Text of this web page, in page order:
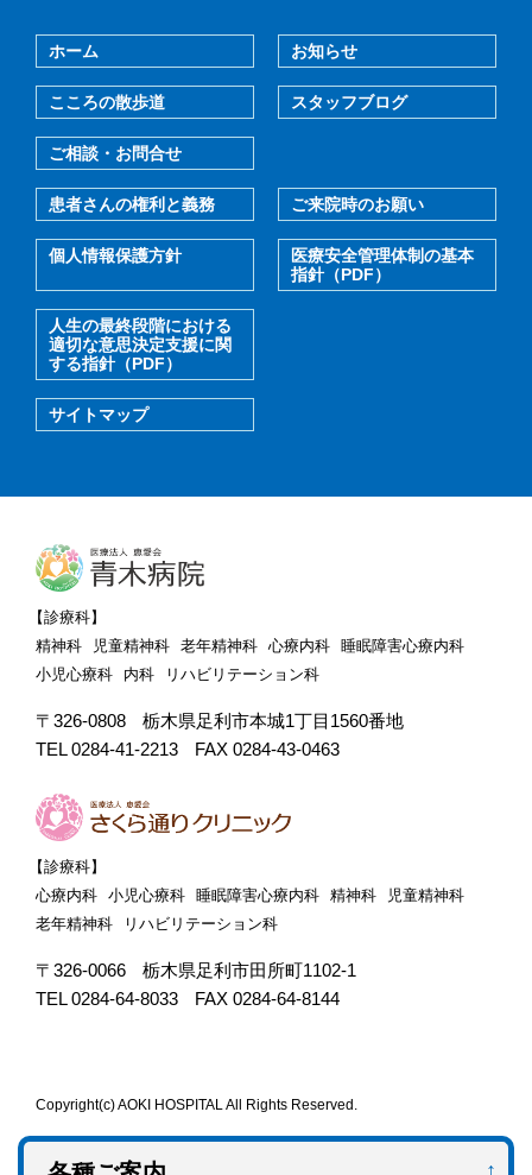
ホーム お知らせ
こころの散歩道 スタッフブログ
ご相談・お問合せ
患者さんの権利と義務 ご来院時のお願い
個人情報保護方針
医療安全管理体制の基本
指針（PDF）
人生の最終段階における
適切な意思決定支援に関
する指針（PDF）
サイトマップ
【診療科】
精神科
児童精神科 老年精神科 心療内科
睡眠障害心療内科
小児心療科
内科 リハビリテーション科
〒326-0808
栃木県足利市本城1丁目1560番地
TEL 0284-41-2213
FAX 0284-43-0463
【診療科】
心療内科 小児心療科 睡眠障害心療内科 精神科
児童精神科
老年精神科
リハビリテーション科
〒326-0066
栃木県足利市田所町1102-1
TEL 0284-64-8033
FAX 0284-64-8144
Copyright(c) AOKI HOSPITAL All Rights Reserved.